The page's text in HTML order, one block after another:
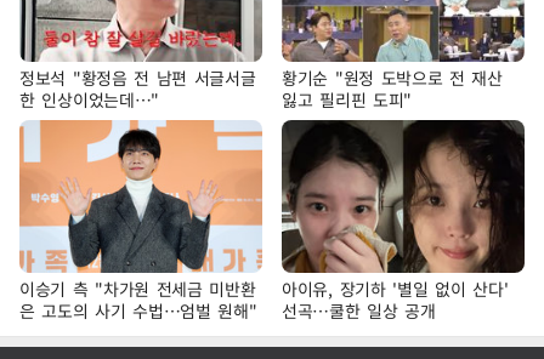
정보석 "황정음 전 남편 서글서글
한 인상이었는데…"
황기순 "원정 도박으로 전 재산
잃고 필리핀 도피"
이승기 측 "차가원 전세금 미반환
은 고도의 사기 수법…엄벌 원해"
아이유, 장기하 '별일 없이 산다'
선곡…쿨한 일상 공개